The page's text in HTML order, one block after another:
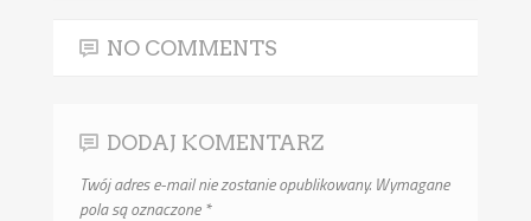
NO COMMENTS
DODAJ KOMENTARZ
Twój adres e-mail nie zostanie opublikowany. Wymagane
pola są oznaczone*